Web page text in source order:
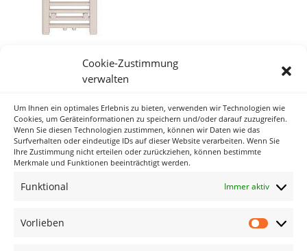
Cookie-Zustimmung
verwalten
Um Ihnen ein optimales Erlebnis zu bieten, verwenden wir Technologien wie
Cookies, um Geräteinformationen zu speichern und/oder darauf zuzugreifen.
Wenn Sie diesen Technologien zustimmen, können wir Daten wie das
Surfverhalten oder eindeutige IDs auf dieser Website verarbeiten. Wenn Sie
Ihre Zustimmung nicht erteilen oder zurückziehen, können bestimmte
Merkmale und Funktionen beeinträchtigt werden.
Funktional Immer aktiv
Vorlieben
Neueste Kommentare
Archiv
Keine Kategorien